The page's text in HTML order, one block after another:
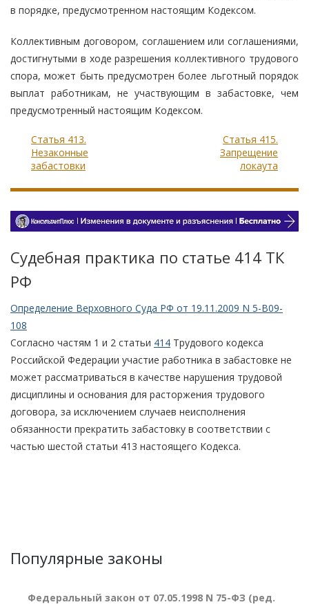
в порядке, предусмотренном настоящим Кодексом.
Коллективным договором, соглашением или соглашениями,
достигнутыми в ходе разрешения коллективного трудового
спора, может быть предусмотрен более льготный порядок
выплат работникам, не участвующим в забастовке, чем
предусмотренный настоящим Кодексом.
Статья 413.
Незаконные
забастовки
Статья 415.
Запрещение
локаута
Судебная практика по статье 414 TК
РФ
Определение Верховного Суда РФ от 19.11.2009 N 5-В09-
108
Согласно частям 1 и 2 статьи 414 Трудового кодекса
Российской Федерации участие работника в забастовке не
может рассматриваться в качестве нарушения трудовой
дисциплины и основания для расторжения трудового
договора, за исключением случаев неисполнения
обязанности прекратить забастовку в соответствии с
частью шестой статьи 413 настоящего Кодекса.
Популярные законы
Федеральный закон от 07.05.1998 N 75-ФЗ (ред.